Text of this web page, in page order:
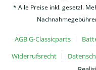
* Alle Preise inkl. gesetzl.
AGB G-Classicparts
Widerrufsrecht